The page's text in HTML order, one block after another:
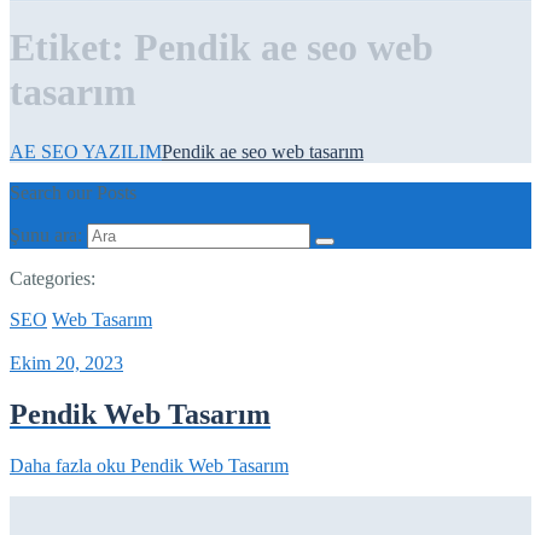
Etiket: Pendik ae seo web
tasarım
AE SEO YAZILIMPendik ae seo web tasarım
Search our Posts
Şunu ara:
Categories:
SEO Web Tasarım
Ekim 20, 2023
Pendik Web Tasarım
Daha fazla oku Pendik Web Tasarım